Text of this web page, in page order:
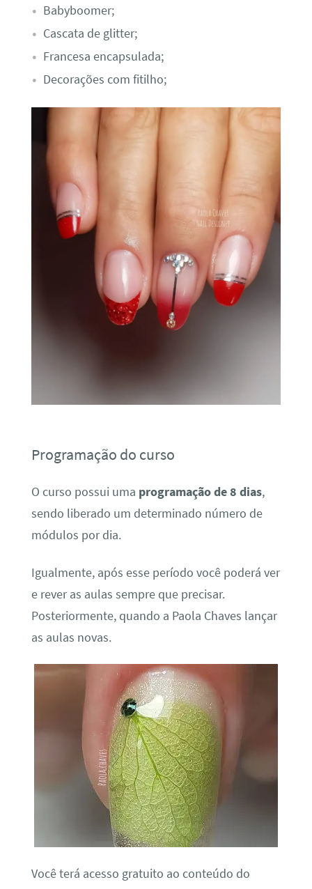
Babyboomer;
Cascata de glitter;
Francesa encapsulada;
Decorações com fitilho;
Programação do curso
O curso possui uma programação de 8 dias,
sendo liberado um determinado número de
módulos por dia.
Igualmente, após esse período você poderá ver
e rever as aulas sempre que precisar.
Posteriormente, quando a Paola Chaves lançar
as aulas novas.
Você terá acesso gratuito ao conteúdo do